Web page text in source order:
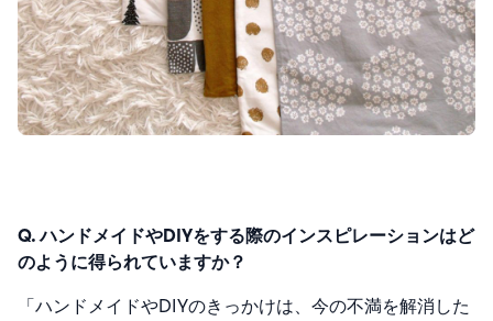
Q. ハンドメイドやDIYをする際のインスピレーションはど
のように得られていますか？
「ハンドメイドやDIYのきっかけは、今の不満を解消した